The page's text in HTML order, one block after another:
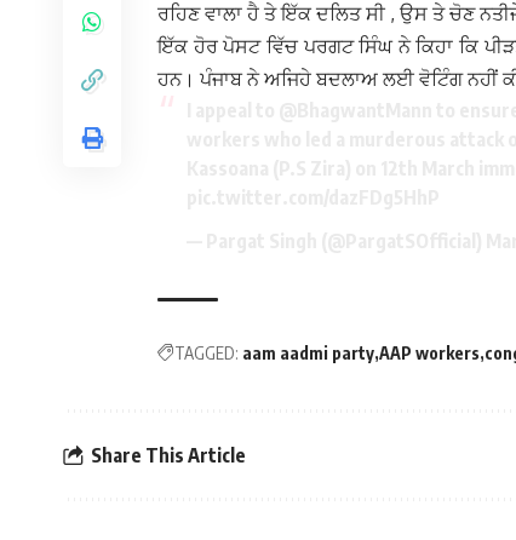
ਰਹਿਣ ਵਾਲਾ ਹੈ ਤੇ ਇੱਕ ਦਲਿਤ ਸੀ , ਉਸ ਤੇ ਚੋਣ
ਇੱਕ ਹੋਰ ਪੋਸਟ ਵਿੱਚ ਪਰਗਟ ਸਿੰਘ ਨੇ ਕਿਹਾ ਕਿ
ਹਨ। ਪੰਜਾਬ ਨੇ ਅਜਿਹੇ ਬਦਲਾਅ ਲਈ ਵੋਟਿੰਗ ਨਹੀਂ
TAGGED: aam aadmi party AAP workers
Share This Article